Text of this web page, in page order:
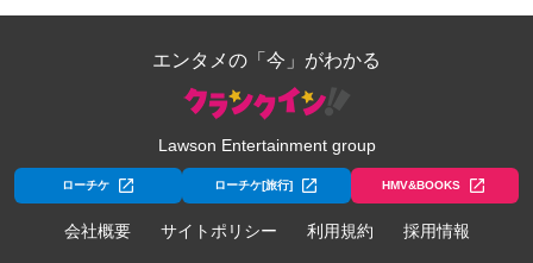
エンタメの「今」がわかる
Lawson Entertainment group
ローチケ ローチケ[旅行] HMV&BOOKS
会社概要 サイトポリシー 利用規約 採用情報